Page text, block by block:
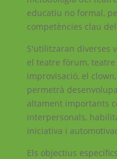
educatiu no formal,
competències clau
S'utilitzaran diverses
el teatre fòrum,
improvisació, el
permetrà
altament importants
interpersonals,
iniciativa i
Els objectius